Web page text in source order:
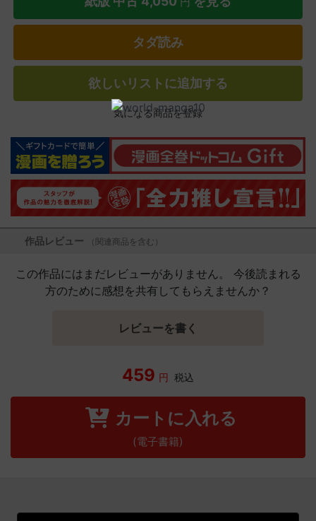
タダ読み
欲しいリストに追加する
気になる商品を登録
作品レビュー （関連商品を含む）
この作品にはまだレビューがありません。 今後読まれる
方のために感想を共有してもらえませんか？
レビューを書く
459 円 税込
カートに入れる
(電子書籍)